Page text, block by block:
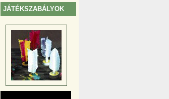
JÁTÉKSZABÁLYOK